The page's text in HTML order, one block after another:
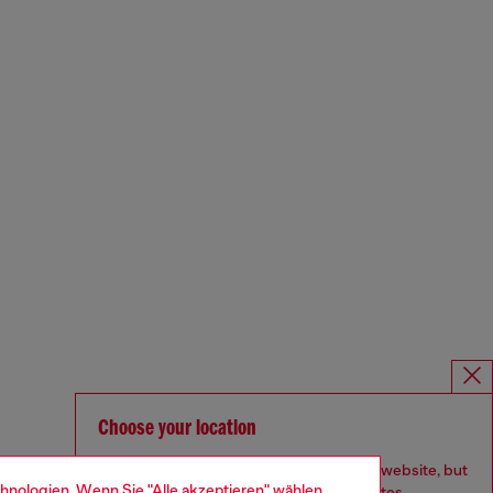
Choose your location
You are currently browsing Deutschland website, but